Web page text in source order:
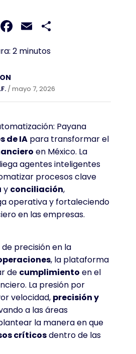
LinkedIn
Facebook
Email
2 minutos
/ mayo 7, 2026
Payana
de IA para transformar el
en México. La
agentes inteligentes
procesos clave
y conciliación,
operativa y fortaleciendo
en las empresas.
de precisión en la
, la plataforma
de cumplimiento en el
La presión por
velocidad, precisión y
a las áreas
la manera en que
críticosdentro de las